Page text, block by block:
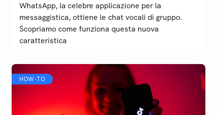
WhatsApp, la celebre applicazione per la
messaggistica, ottiene le chat vocali di gruppo.
Scopriamo come funziona questa nuova
caratteristica
HOW-TO